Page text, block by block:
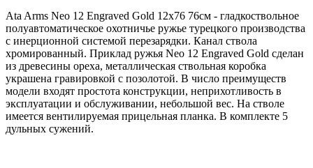
Ata Arms Neo 12 Engraved Gold 12х76 76см - гладкоствольное
полуавтоматическое охотничье ружье турецкого производства
с инерционной системой перезарядки. Канал ствола
хромированный. Приклад ружья Neo 12 Engraved Gold сделан
из древесины ореха, металлическая ствольная коробка
украшена гравировкой с позолотой. В число преимуществ
модели входят простота конструкции, неприхотливость в
эксплуатации и обслуживании, небольшой вес. На стволе
имеется вентилируемая прицельная планка. В комплекте 5
дульных сужений.